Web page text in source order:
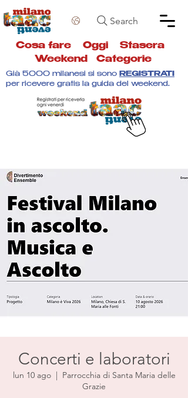
Search
Cosa fare Oggi Stasera
Weekend
Categorie
Già 5000 milanesi si sono REGISTRATI
per ricevere gratis la guida del weekend.
Concerti e laboratori
lun 10 ago
  |
Parrocchia di Santa Maria delle
Grazie